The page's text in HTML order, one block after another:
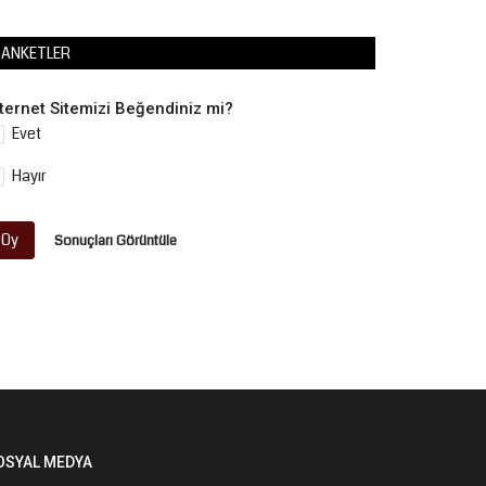
ANKETLER
Sitemizi Beğendiniz mi?
Evet
Hayır
Oy Sonuçları Görüntüle
MEDYA